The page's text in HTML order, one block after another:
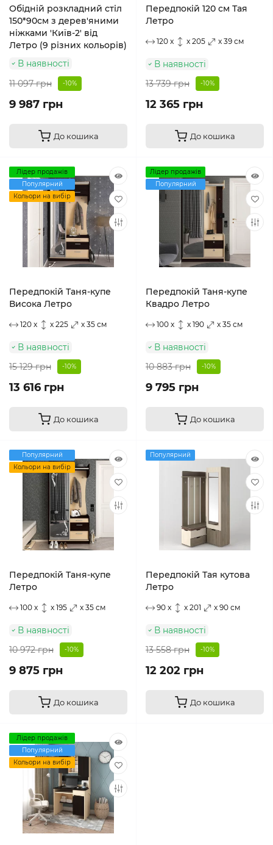
Обідній розкладний стіл
150*90см з дерев'яними
ніжками 'Київ-2' від
Летро (9 різних кольорів)
В наявності
11 097 грн
-10%
9 987 грн
До кошика
Передпокій 120 см Тая
Летро
120 x x 205 x 39 см
В наявності
13 739 грн
-10%
12 365 грн
До кошика
Лідер продажів
Популярний
Кольори на вибір
Передпокій Таня-купе
Висока Летро
120 x x 225 x 35 см
В наявності
15 129 грн
-10%
13 616 грн
До кошика
Лідер продажів
Популярний
Передпокій Таня-купе
Квадро Летро
100 x x 190 x 35 см
В наявності
10 883 грн
-10%
9 795 грн
До кошика
Популярний
Кольори на вибір
Передпокій Таня-купе
Летро
100 x x 195 x 35 см
В наявності
10 972 грн
-10%
9 875 грн
До кошика
Популярний
Передпокій Тая кутова
Летро
90 x x 201 x 90 см
В наявності
13 558 грн
-10%
12 202 грн
До кошика
Лідер продажів
Популярний
Кольори на вибір